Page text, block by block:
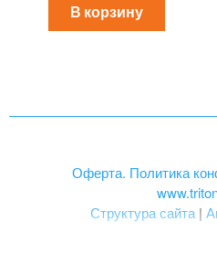
В корзину
Оферта. Политика
Структура сайта|